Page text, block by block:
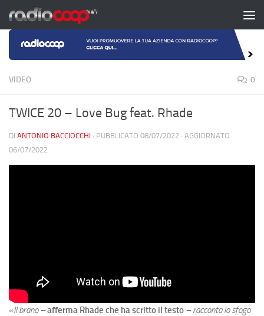
Salta al contenuto
VIDEO 0
TWICE 20 – Love Bug feat. Rhade
DI ANTONIO BACCIOCCHI · PUBBLICATO 08/07/2022 · AGGIORNATO
06/07/2022
«Il brano –afferma Rhade che ha scritto il testo – racconta lo sfogo